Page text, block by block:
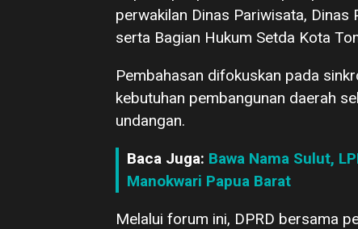
perwakilan Dinas Pariwisata, Dinas
serta Bagian Hukum Setda Kota
Pembahasan difokuskan pada
kebutuhan pembangunan daerah
undangan.
Baca Juga: Bawa Nama Sulut,
Manokwari Papua Barat
Melalui forum ini, DPRD bersama